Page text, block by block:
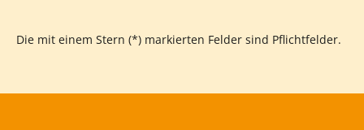
Die mit einem Stern (*) markierten Felder sind Pflichtfelder.